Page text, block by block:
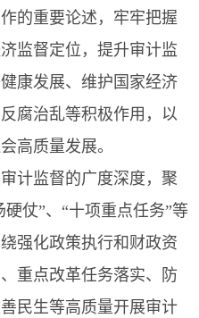
的重要论述，牢牢把握
监督定位，提升审计监
康发展、维护国家经济
腐治乱等积极作用，以
高质量发展。
计监督的广度深度，聚
仗”、“十项重点任务”等
强化政策执行和财政资
重点改革任务落实、防
民生等高质量开展审计